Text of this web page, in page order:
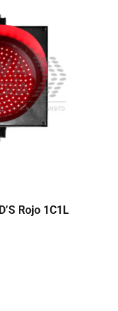
Rojo 1C1L